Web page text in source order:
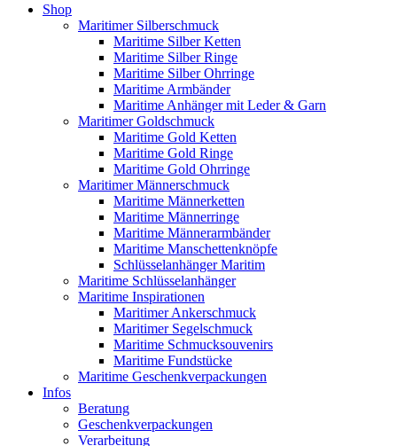
Shop
Maritimer Silberschmuck
Maritime Silber Ketten
Maritime Silber Ringe
Maritime Silber Ohrringe
Maritime Armbänder
Maritime Anhänger mit Leder & Garn
Maritimer Goldschmuck
Maritime Gold Ketten
Maritime Gold Ringe
Maritime Gold Ohrringe
Maritimer Männerschmuck
Maritime Männerketten
Maritime Männerringe
Maritime Männerarmbänder
Maritime Manschettenknöpfe
Schlüsselanhänger Maritim
Maritime Schlüsselanhänger
Maritime Inspirationen
Maritimer Ankerschmuck
Maritimer Segelschmuck
Maritime Schmucksouvenirs
Maritime Fundstücke
Maritime Geschenkverpackungen
Infos
Beratung
Geschenkverpackungen
Verarbeitung